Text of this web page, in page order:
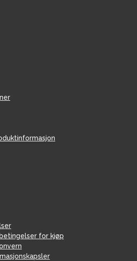
for kjøp